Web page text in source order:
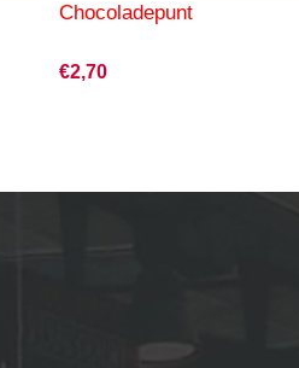
Chocoladepunt
€2,70